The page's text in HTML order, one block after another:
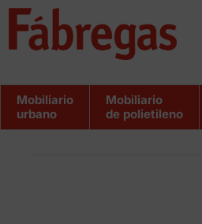
Saltar
Mobiliario
urbano
Mobiliario
de polietileno